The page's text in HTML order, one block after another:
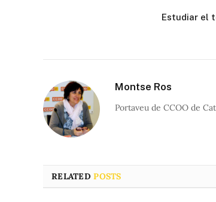
Estudiar el
Montse Ros
Portaveu de CCOO de
RELATEDPOSTS